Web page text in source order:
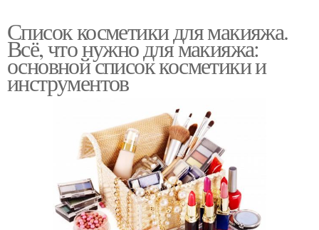
Список косметики для макияжа.
Всё, что нужно для макияжа:
основной список косметики и
инструментов